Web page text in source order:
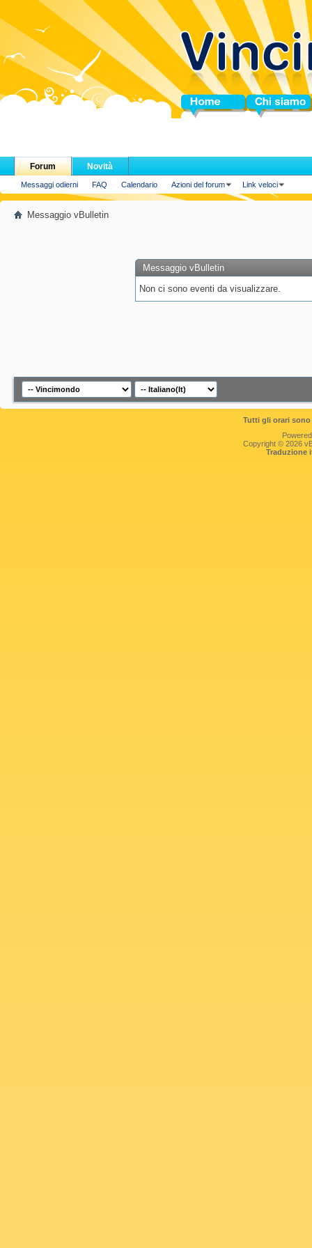
Home Chi siamo
Forum
Messaggi odierni FAQ Calendario Azioni del forum Link veloci
Novità
Messaggio vBulletin
Messaggio vBulletin
Non ci sono eventi da visualizzare.
Tutti gli orari
Copyright © 2026
Traduzione